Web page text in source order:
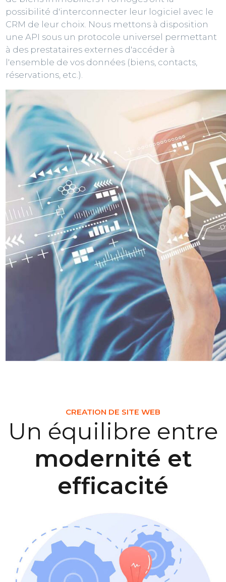
possibilité d'interconnecter leur logiciel avec le
CRM de leur choix. Nous mettons à disposition
une API sous un protocole universel permettant
à des prestataires externes d'accéder à
l'ensemble de vos données (biens, contacts,
réservations, etc.).
CREATION DE SITE WEB
Un équilibre entre
modernité et
efficacité